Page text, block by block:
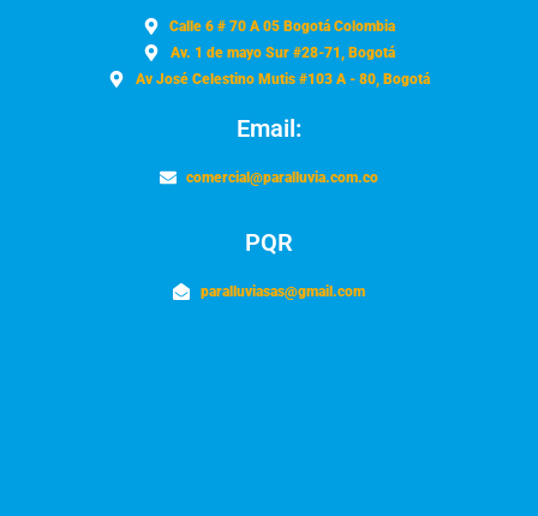
Calle 6 # 70 A 05 Bogotá Colombia
Av. 1 de mayo Sur #28-71, Bogotá
Av José Celestino Mutis #103 A - 80, Bogotá
Email:
comercial@paralluvia.com.co
PQR
paralluviasas@gmail.com